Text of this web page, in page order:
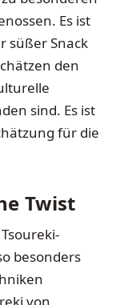
Es ist
süßer Snack
den
sind. Es ist
für die
Twist
besonders